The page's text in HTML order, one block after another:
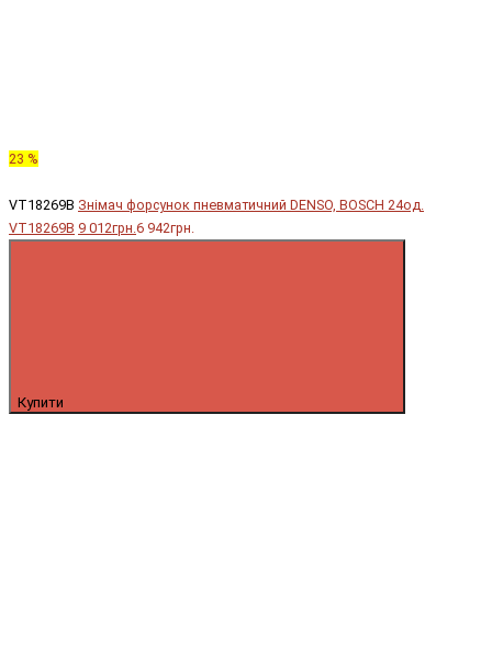
23 %
VT18269B Знімач форсунок пневматичний DENSO, BOSCH 24од.
VT18269B 9 012грн.6 942грн.
Купити